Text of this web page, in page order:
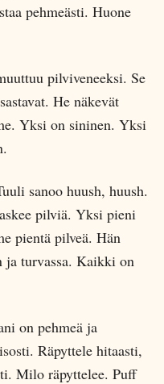
pehmeästi. Huone
pilviveneeksi. Se
He näkevät
Yksi on sininen. Yksi
sanoo huush, huush.
pilviä. Yksi pieni
pientä pilveä. Hän
ja turvassa. Kaikki on
on pehmeä ja
Räpyttele hitaasti,
Milo räpyttelee. Puff